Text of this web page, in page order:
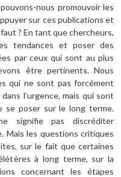
nous promouvoir les
sur ces publications et
? En tant que chercheurs,
tendances et poser des
par ceux qui sont au plus
être pertinents. Nous
qui ne sont pas forcément
l’urgence, mais qui sont
se poser sur le long terme.
signifie pas discréditer
Mais les questions critiques
sur le fait que certaines
à long terme, sur la
concernant les étapes